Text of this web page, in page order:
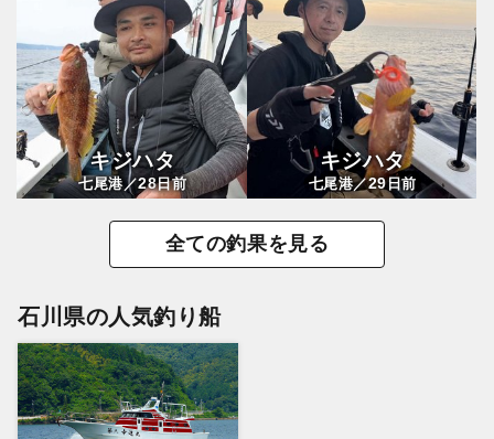
キジハタ
七尾港／28日前
キジハタ
七尾港／29日前
全ての釣果を見る
石川県の人気釣り船